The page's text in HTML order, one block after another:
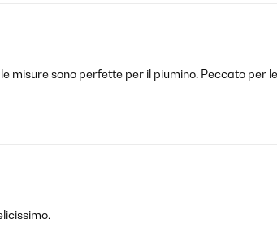
misure sono perfette per il piumino. Peccato per